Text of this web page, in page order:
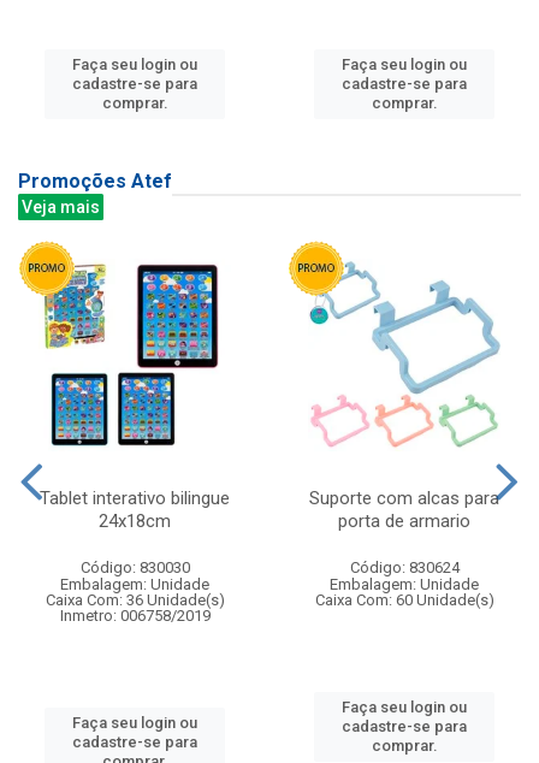
Faça seu login ou
cadastre-se para
comprar.
Faça seu login ou
cadastre-se para
comprar.
Promoções Atef
Veja mais
Tablet interativo bilingue
24x18cm
Código: 830030
Embalagem: Unidade
Caixa Com: 36 Unidade(s)
Inmetro: 006758/2019
Faça seu login ou
cadastre-se para
Suporte com alcas para
porta de armario
Código: 830624
Embalagem: Unidade
Caixa Com: 60 Unidade(s)
Faça seu login ou
cadastre-se para
comprar.